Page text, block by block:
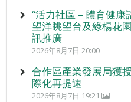
“活力社區 – 體育健康
望洋眺望台及綠楊花
訊推廣
2026年8月7日 20:00
合作區產業發展局獲
際化再提速
2026年8月7日 19:21